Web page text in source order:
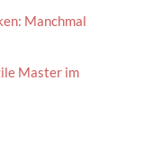
Manchmal
Master im